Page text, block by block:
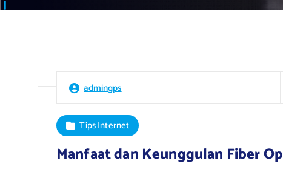
admingps
Tips Internet
Manfaat dan Keunggulan Fiber